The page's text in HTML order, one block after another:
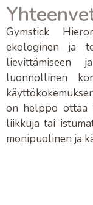
Gymstick
ekologinen ja
lievittämiseen
luonnollinen
on helppo ottaa
liikkuja tai
monipuolinen ja